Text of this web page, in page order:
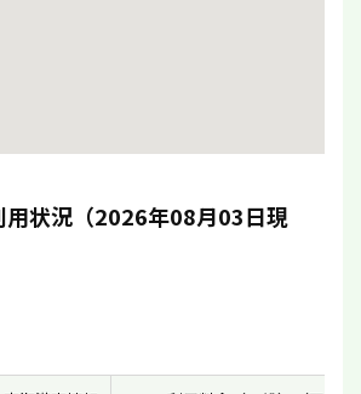
用状況（2026年08月03日現